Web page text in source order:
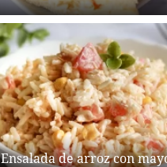
Ensalada de arroz con